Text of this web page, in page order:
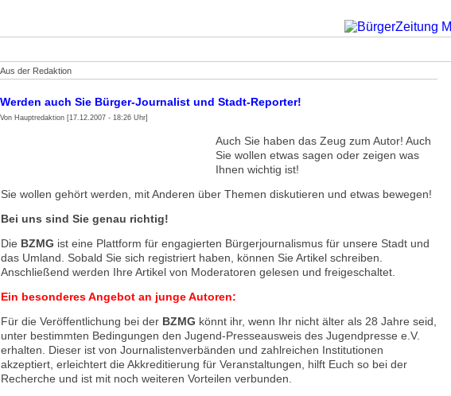
Aus der Redaktion
Werden auch Sie Bürger-Journalist und Stadt-Reporter!
Von Hauptredaktion [17.12.2007 - 18:26 Uhr]
Auch Sie haben das Zeug zum Autor! Auch
Sie wollen etwas sagen oder zeigen was
Ihnen wichtig ist!
Sie wollen gehört werden, mit Anderen über Themen diskutieren und etwas bewegen!
Bei uns sind Sie genau richtig!
Die BZMG ist eine Plattform für engagierten Bürgerjournalismus für unsere Stadt und
das Umland. Sobald Sie sich registriert haben, können Sie Artikel schreiben.
Anschließend werden Ihre Artikel von Moderatoren gelesen und freigeschaltet.
Ein besonderes Angebot an junge Autoren:
Für die Veröffentlichung bei der BZMG könnt ihr, wenn Ihr nicht älter als 28 Jahre seid,
unter bestimmten Bedingungen den Jugend-Presseausweis des Jugendpresse e.V.
erhalten. Dieser ist von Journalistenverbänden und zahlreichen Institutionen
akzeptiert, erleichtert die Akkreditierung für Veranstaltungen, hilft Euch so bei der
Recherche und ist mit noch weiteren Vorteilen verbunden.